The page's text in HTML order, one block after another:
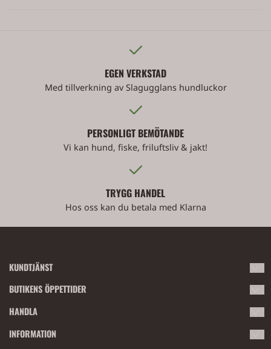
EGEN VERKSTAD
Med tillverkning av Slagugglans hundluckor
PERSONLIGT BEMÖTANDE
Vi kan hund, fiske, friluftsliv & jakt!
TRYGG HANDEL
Hos oss kan du betala med Klarna
KUNDTJÄNST
Kontakta oss gärna eller besök butiken i Bollnäs!
Tegelmästarvägen 3, 82143 Bollnäs.
BUTIKENS ÖPPETTIDER
Lördagar 10:00-14:00
Söndagar och röda dagar har vi stängt.
HANDLA
Villkor
INFORMATION